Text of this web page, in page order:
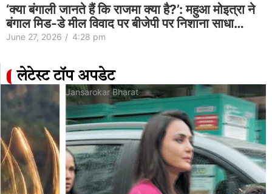
‘क्या बंगाली जानते हैं कि राजमा क्या है?’: महुआ मोइत्रा ने
बंगाल मिड-डे मील विवाद पर बीजेपी पर निशाना साधा…
June 27, 2026 / 4:28 pm
लेटेस्ट टॉप अपडेट
Jansarokar Bharat